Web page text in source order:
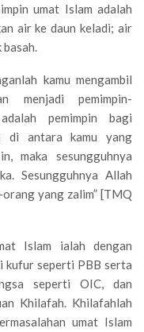
umat Islam adalah
air ke daun keladi; air
kamu mengambil
menjadi pemimpin-
pemimpin bagi
di antara kamu yang
maka sesungguhnya
Sesungguhnya Allah
yang zalim” [TMQ
Islam ialah dengan
kufur seperti PBB serta
seperti OIC, dan
Khilafah. Khilafahlah
umat Islam